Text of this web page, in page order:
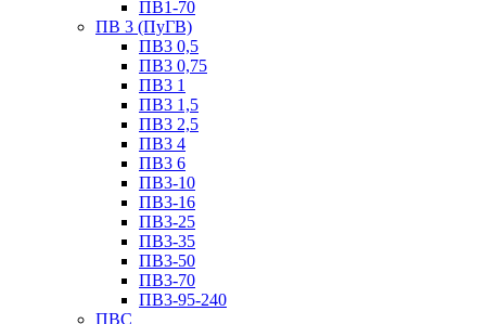
ПВ1-70
ПВ 3 (ПуГВ)
ПВ3 0,5
ПВ3 0,75
ПВ3 1
ПВ3 1,5
ПВ3 2,5
ПВ3 4
ПВ3 6
ПВ3-10
ПВ3-16
ПВ3-25
ПВ3-35
ПВ3-50
ПВ3-70
ПВ3-95-240
ПВС